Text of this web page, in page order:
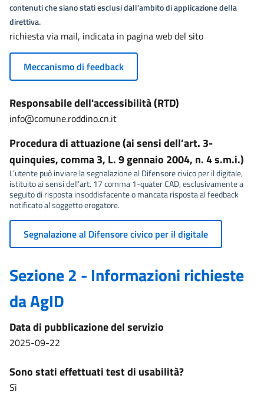
contenuti che siano stati esclusi dall'ambito di applicazione della
direttiva.
richiesta via mail, indicata in pagina web del sito
Meccanismo di feedback
Responsabile dell'accessibilità (RTD)
info@comune.roddino.cn.it
Procedura di attuazione (ai sensi dell’art. 3-
quinquies, comma 3, L. 9 gennaio 2004, n. 4 s.m.i.)
L’utente può inviare la segnalazione al Difensore civico per il digitale,
istituito ai sensi dell’art. 17 comma 1-quater CAD, esclusivamente a
seguito di risposta insoddisfacente o mancata risposta al feedback
notificato al soggetto erogatore.
Segnalazione al Difensore civico per il digitale
Sezione 2 - Informazioni richieste
da AgID
Data di pubblicazione del servizio
2025-09-22
Sono stati effettuati test di usabilità?
Sì